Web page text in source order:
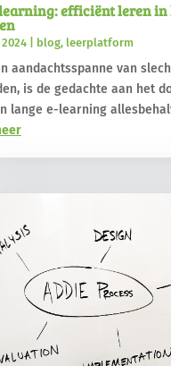
efficiënt leren in
| blog, leerplatform
aandachtsspanne van
is de gedachte aan het
lange e-learning